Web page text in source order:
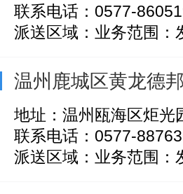
联系电话：0577-
派送区域：业务范围：
温州鹿城区黄龙德
地址：温州瓯海区炬光
联系电话：0577-
派送区域：业务范围：